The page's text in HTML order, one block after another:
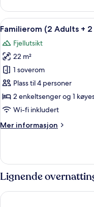
–
standard
Åpne
alle
bildene
av
Familierom
(2
Adults
+
Children)
6
Familierom (2 Adults +
Fjellutsikt
22 m²
1 soverom
Plass til 4 personer
2 enkeltsenger og 1
Wi-fi inkludert
Mer informasjon
Mer
(2
Adults
+
Children)
Lignende
Flåmsbrygga Hotel